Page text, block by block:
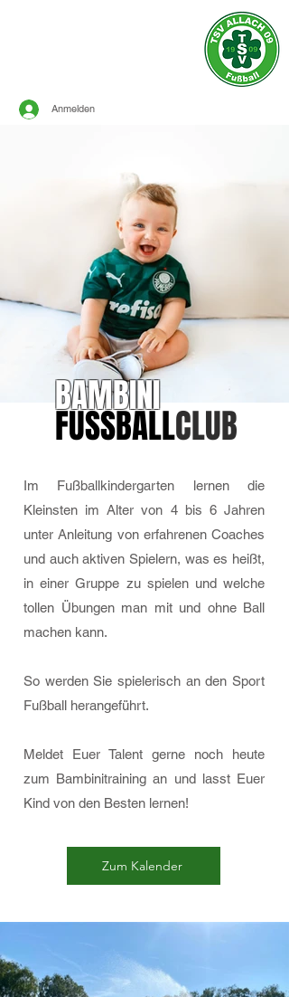
Anmelden
BAMBINI
FUSSBALLCLUB
Im Fußballkindergarten lernen die
Kleinsten im Alter von 4 bis 6 Jahren
unter Anleitung von erfahrenen Coaches
und auch aktiven Spielern, was es heißt,
in einer Gruppe zu spielen und welche
tollen Übungen man mit und ohne Ball
machen kann.
So werden Sie spielerisch an den Sport
Fußball herangeführt.
Meldet Euer Talent gerne noch heute
zum Bambinitraining an und lasst Euer
Kind von den Besten lernen!
Zum Kalender